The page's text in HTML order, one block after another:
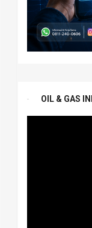
OIL & GAS